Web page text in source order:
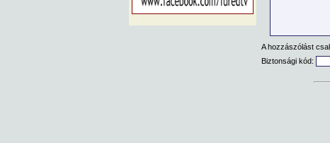
A hozzászólást
Biztonsági kód: